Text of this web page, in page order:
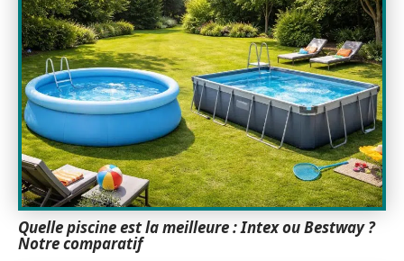
Quelle piscine est la meilleure : Intex ou Bestway ?
Notre comparatif